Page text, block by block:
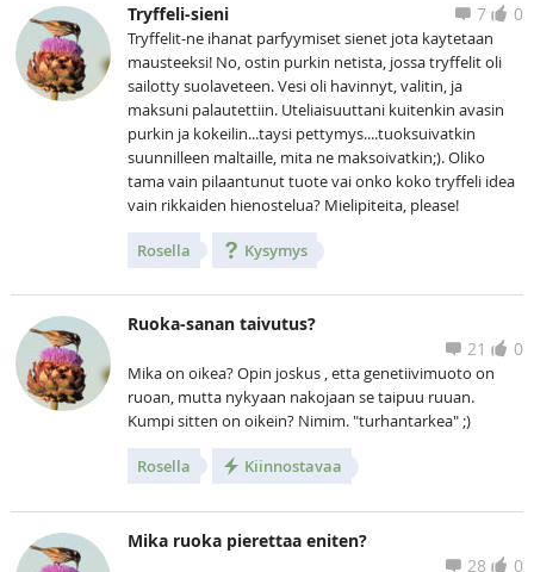
Tryffeli-sieni 0
7
Tryffelit-ne ihanat parfyymiset sienet jota kaytetaan
mausteeksi! No, ostin purkin netista, jossa tryffelit oli
sailotty suolaveteen. Vesi oli havinnyt, valitin, ja
maksuni palautettiin. Uteliaisuuttani kuitenkin avasin
purkin ja kokeilin...taysi pettymys....tuoksuivatkin
suunnilleen maltaille, mita ne maksoivatkin;). Oliko
tama vain pilaantunut tuote vai onko koko tryffeli idea
vain rikkaiden hienostelua? Mielipiteita, please!
Rosella Kysymys
Ruoka-sanan taivutus?
0
21
Mika on oikea? Opin joskus , etta genetiivimuoto on
ruoan, mutta nykyaan nakojaan se taipuu ruuan.
Kumpi sitten on oikein? Nimim. "turhantarkea" ;)
Rosella Kiinnostavaa
Mika ruoka pierettaa eniten?
0
28